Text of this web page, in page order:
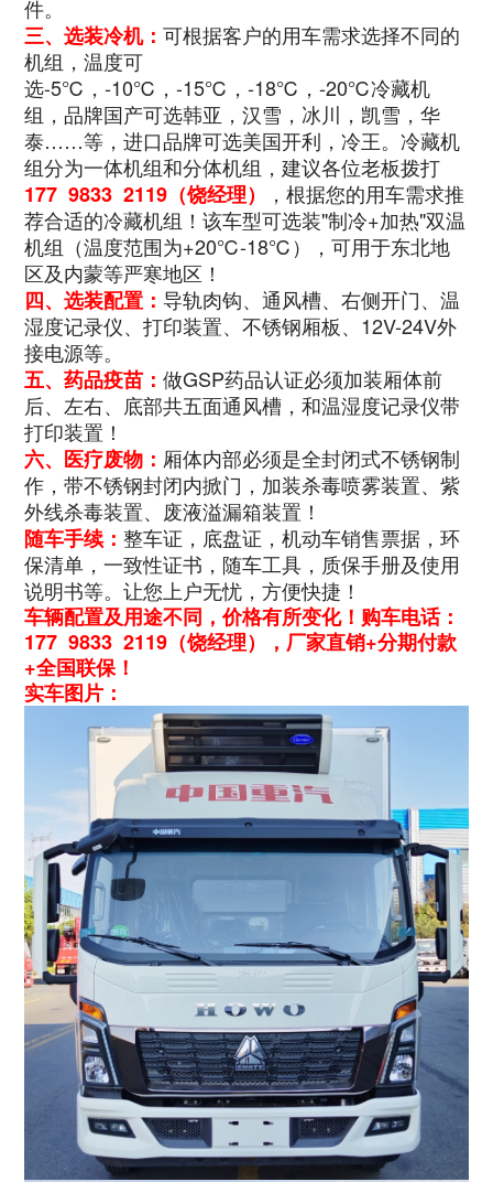
件。
三、选装冷机：可根据客户的用车需求选择不同的
机组，温度可
选-5℃，-10℃，-15℃，-18℃，-20℃冷藏机
组，品牌国产可选韩亚，汉雪，冰川，凯雪，华
泰……等，进口品牌可选美国开利，冷王。冷藏机
组分为一体机组和分体机组，建议各位老板拨打
177 9833 2119（饶经理）
，根据您的用车需求推
荐合适的冷藏机组！该车型可选装"制冷+加热"双温
机组（温度范围为+20℃-18℃），可用于东北地
区及内蒙等严寒地区！
四、选装配置：导轨肉钩、通风槽、右侧开门、温
湿度记录仪、打印装置、不锈钢厢板、12V-24V外
接电源等。
五、药品疫苗：做GSP药品认证必须加装厢体前
后、左右、底部共五面通风槽，和温湿度记录仪带
打印装置！
六、医疗废物： 厢体内部必须是全封闭式不锈钢制
作，带不锈钢封闭内掀门，加装杀毒喷雾装置、紫
外线杀毒装置、废液溢漏箱装置！
随车手续：整车证，底盘证，机动车销售票据，环
保清单，一致性证书，随车工具，质保手册及使用
说明书等。让您上户无忧，方便快捷！
车辆配置及用途不同，价格有所变化！购车电话：
177 9833 2119（饶经理），厂家直销+分期付款
+全国联保！
实车图片：